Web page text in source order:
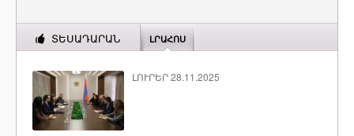
ՏԵՍԱԴԱՐԱՆ ԼՐԱՀՈՍ
ԼՈՒՐԵՐ 28.11.2025